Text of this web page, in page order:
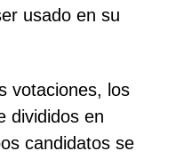
usado en su
votaciones, los
divididos en
candidatos se